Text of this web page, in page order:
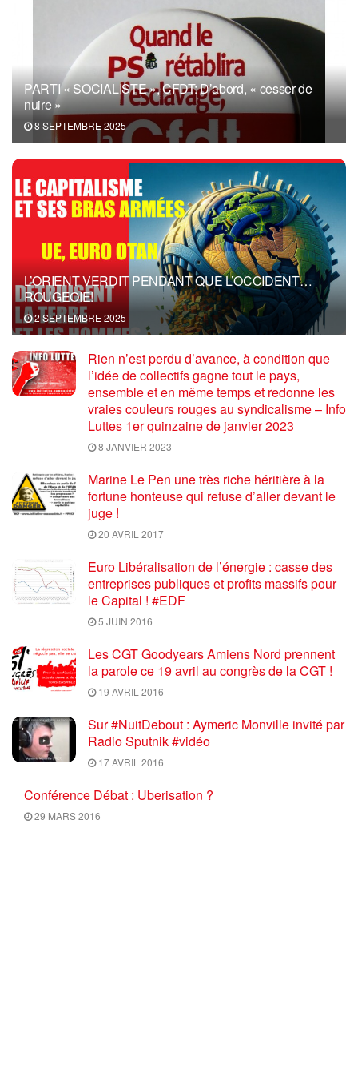
PARTI « SOCIALISTE », CFDT: D’abord, « cesser de
nuire »
8 SEPTEMBRE 2025
L’ORIENT VERDIT PENDANT QUE L’OCCIDENT…
ROUGEOIE!
2 SEPTEMBRE 2025
Rien n’est perdu d’avance, à condition que
l’idée de collectifs gagne tout le pays,
ensemble et en même temps et redonne les
vraies couleurs rouges au syndicalisme – Info
Luttes 1er quinzaine de janvier 2023
8 JANVIER 2023
Marine Le Pen une très riche héritière à la
fortune honteuse qui refuse d’aller devant le
juge !
20 AVRIL 2017
Euro Libéralisation de l’énergie : casse des
entreprises publiques et profits massifs pour
le Capital ! #EDF
5 JUIN 2016
Les CGT Goodyears Amiens Nord prennent
la parole ce 19 avril au congrès de la CGT !
19 AVRIL 2016
Sur #NuitDebout : Aymeric Monville invité par
Radio Sputnik #vidéo
17 AVRIL 2016
Conférence Débat : Uberisation ?
29 MARS 2016